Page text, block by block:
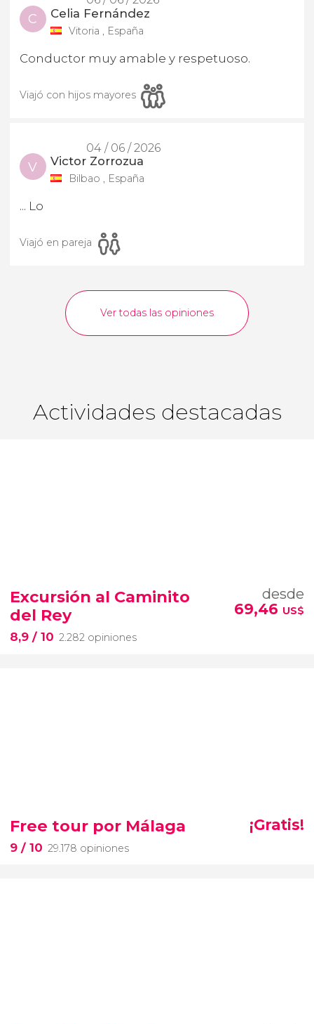
C Celia Fernández
Vitoria , España
Conductor muy amable y respetuoso.
Viajó con hijos mayores
04 / 06 / 2026
V Victor Zorrozua
Bilbao , España
... Lo
Viajó en pareja
Ver todas las opiniones
Actividades destacadas
Excursión al Caminito
del Rey
8,9 / 10 2.282 opiniones
desde
69,46 US$
Free tour por Málaga
9 / 10 29.178 opiniones
¡Gratis!